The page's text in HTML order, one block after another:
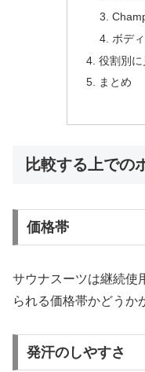
ボデ
役割別
まとめ
比較する上での
価格帯
サウナスーツは継続使
られる価格帯かどうか
発汗のしやすさ